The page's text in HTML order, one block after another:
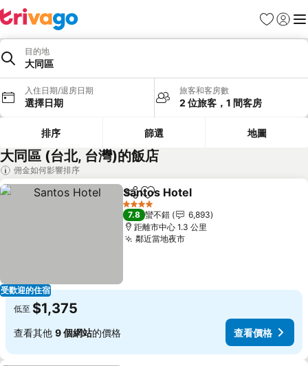
我的最愛
登入 選
目的地
大同區
入住日期/退房日期
選擇日期
旅客和客房數
2 位旅客，1 間客房
排序 篩選 地圖
大同區 (台北, 台灣)的飯店
佣金如何影響排序
受歡迎的住宿
分享 加入我的最愛
Santos Hotel
4 星級
7.8 蠻不錯
6,893
距離市中心 1.3 公里
鄰近當地夜市
低至 $1,375
查看其他 9 個網站的價格 查看價格